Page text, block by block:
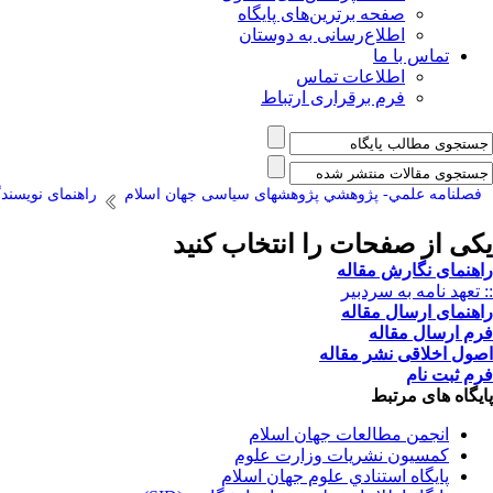
صفحه برترین‌های پایگاه
اطلاع‌رسانی به دوستان
تماس با ما
اطلاعات تماس
فرم برقراری ارتباط
فصلنامه علمي- پژوهشي پژوهشهای سیاسی جهان اسلام راهنمای
یکی از صفحات را انتخاب کنید
راهنمای نگارش مقاله
:: تعهد نامه به سردبیر
راهنمای ارسال مقاله
فرم ارسال مقاله
اصول اخلاقی نشر مقاله
فرم ثبت نام
پایگاه های مرتبط
انجمن مطالعات جهان اسلام
کمسیون نشریات وزارت علوم
پايگاه استنادي علوم جهان اسلام